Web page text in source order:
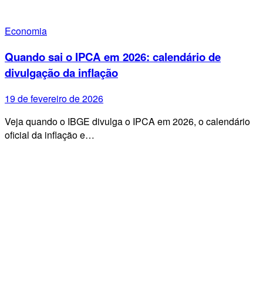
Economia
Quando sai o IPCA em 2026: calendário de
divulgação da inflação
19 de fevereiro de 2026
Veja quando o IBGE divulga o IPCA em 2026, o calendário
oficial da inflação e…